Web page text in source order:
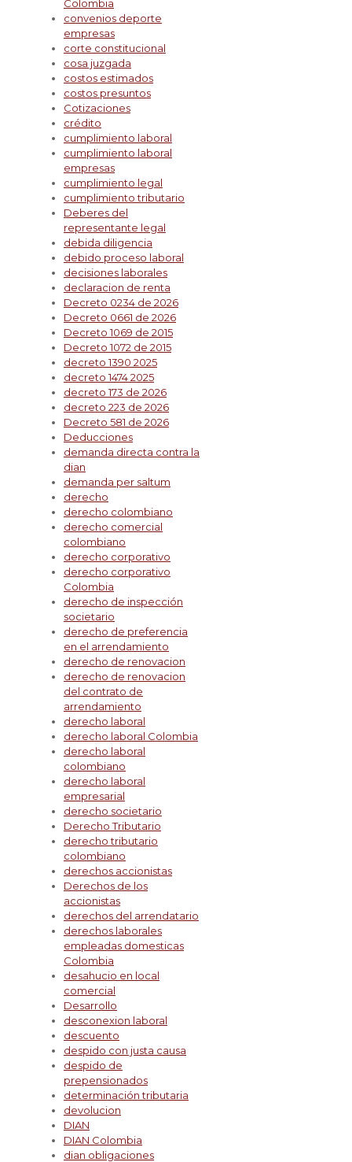
Colombia
convenios deporte
empresas
corte constitucional
cosa juzgada
costos estimados
costos presuntos
Cotizaciones
crédito
cumplimiento laboral
cumplimiento laboral
empresas
cumplimiento legal
cumplimiento tributario
Deberes del
representante legal
debida diligencia
debido proceso laboral
decisiones laborales
declaracion de renta
Decreto 0234 de 2026
Decreto 0661 de 2026
Decreto 1069 de 2015
Decreto 1072 de 2015
decreto 1390 2025
decreto 1474 2025
decreto 173 de 2026
decreto 223 de 2026
Decreto 581 de 2026
Deducciones
demanda directa contra la
dian
demanda per saltum
derecho
derecho colombiano
derecho comercial
colombiano
derecho corporativo
derecho corporativo
Colombia
derecho de inspección
societario
derecho de preferencia
en el arrendamiento
derecho de renovacion
derecho de renovacion
del contrato de
arrendamiento
derecho laboral
derecho laboral Colombia
derecho laboral
colombiano
derecho laboral
empresarial
derecho societario
Derecho Tributario
derecho tributario
colombiano
derechos accionistas
Derechos de los
accionistas
derechos del arrendatario
derechos laborales
empleadas domesticas
Colombia
desahucio en local
comercial
Desarrollo
desconexion laboral
descuento
despido con justa causa
despido de
prepensionados
determinación tributaria
devolucion
DIAN
DIAN Colombia
dian obligaciones